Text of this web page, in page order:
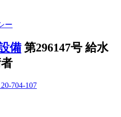
第296147号 給水